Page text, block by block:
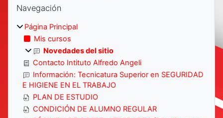
Navegación
Página Principal
Mis cursos
Novedades del sitio
Contacto Intituto Alfredo Angeli
Información: Tecnicatura Superior en SEGURIDAD
E HIGIENE EN EL TRABAJO
PLAN DE ESTUDIO
CONDICIÓN DE ALUMNO REGULAR